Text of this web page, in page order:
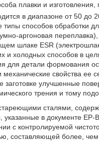
плавки и
в диапазоне от 50 до
способов обработки
аргоновая
шлаке ESR
и холодных способов в
детали формования
свойства
заготовке улучшенные
трения и тому
сталями,
в документе ЕР-
с контролируемой
составляющей более,